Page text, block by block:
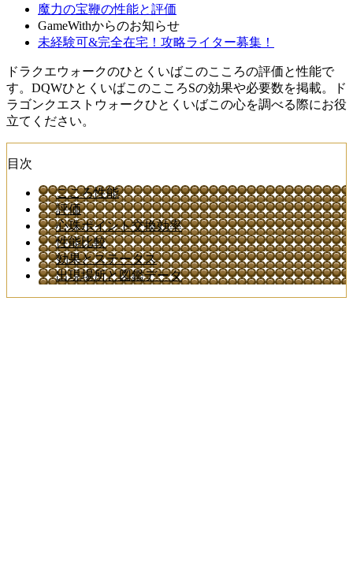
魔力の宝鞭の性能と評価
GameWithからのお知らせ
未経験可&完全在宅！攻略ライター募集！
ドラクエウォークのひとくいばこのこころの評価と性能で
す。DQWひとくいばこのこころSの効果や必要数を掲載。ド
ラゴンクエストウォークひとくいばこの心を調べる際にお役
立てください。
目次
こころ性能
評価
心珠ポイント交換効率
性能比較
効果とステータス
出現場所と図鑑データ